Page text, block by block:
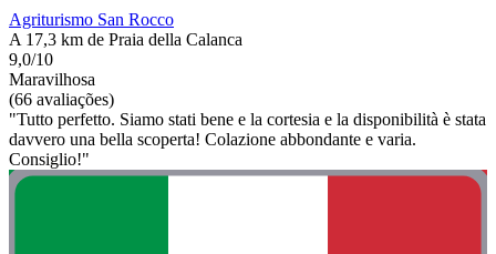
Agriturismo San Rocco
A 17,3 km de Praia della Calanca
9,0/10
Maravilhosa
(66 avaliações)
"Tutto perfetto. Siamo stati bene e la cortesia e la disponibilità è stata
davvero una bella scoperta! Colazione abbondante e varia.
Consiglio!"